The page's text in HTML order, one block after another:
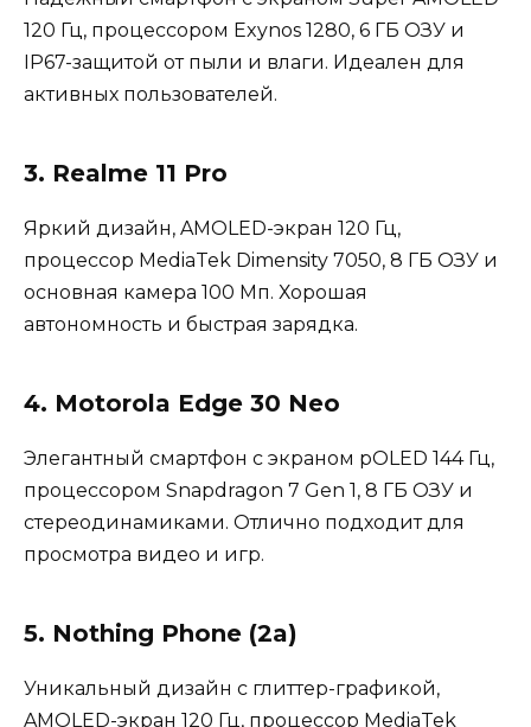
120 Гц, процессором Exynos 1280, 6 ГБ ОЗУ и
IP67-защитой от пыли и влаги. Идеален для
активных пользователей.
3. Realme 11 Pro
Яркий дизайн, AMOLED-экран 120 Гц,
процессор MediaTek Dimensity 7050, 8 ГБ ОЗУ и
основная камера 100 Мп. Хорошая
автономность и быстрая зарядка.
4. Motorola Edge 30 Neo
Элегантный смартфон с экраном pOLED 144 Гц,
процессором Snapdragon 7 Gen 1, 8 ГБ ОЗУ и
стереодинамиками. Отлично подходит для
просмотра видео и игр.
5. Nothing Phone (2a)
Уникальный дизайн с глиттер-графикой,
AMOLED-экран 120 Гц, процессор MediaTek